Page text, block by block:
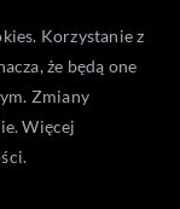
Korzystanie z
że będą one
Zmiany
Więcej
.